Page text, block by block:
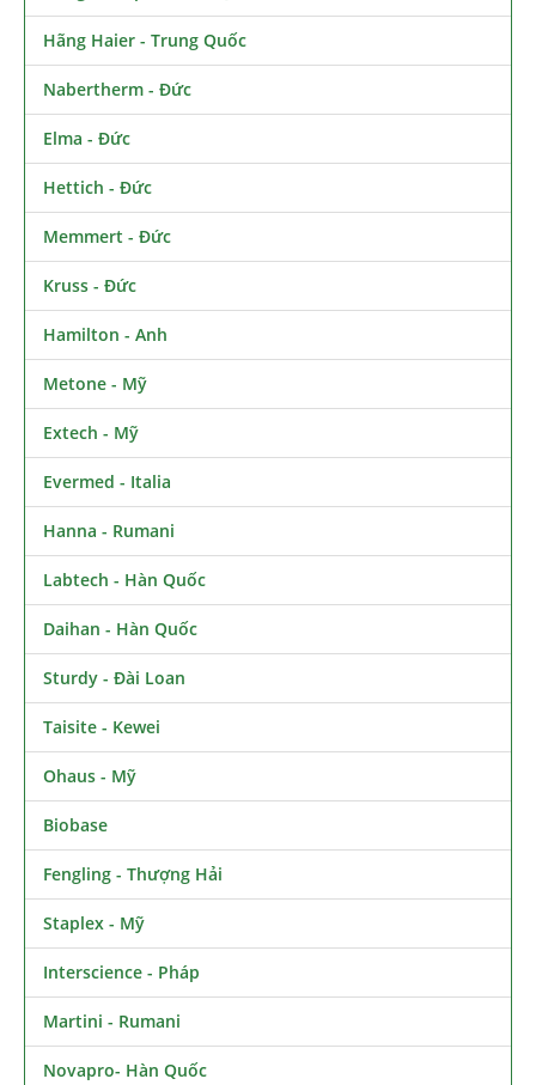
Hãng Haier - Trung Quốc
Nabertherm - Đức
Elma - Đức
Hettich - Đức
Memmert - Đức
Kruss - Đức
Hamilton - Anh
Metone - Mỹ
Extech - Mỹ
Evermed - Italia
Hanna - Rumani
Labtech - Hàn Quốc
Daihan - Hàn Quốc
Sturdy - Đài Loan
Taisite - Kewei
Ohaus - Mỹ
Biobase
Fengling - Thượng Hải
Staplex - Mỹ
Interscience - Pháp
Martini - Rumani
Novapro- Hàn Quốc